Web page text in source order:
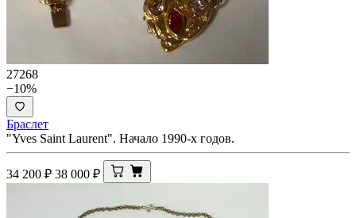
27268
−10%
Браслет
"Yves Saint Laurent". Начало 1990-х годов.
34 200 ₽ 38 000 ₽